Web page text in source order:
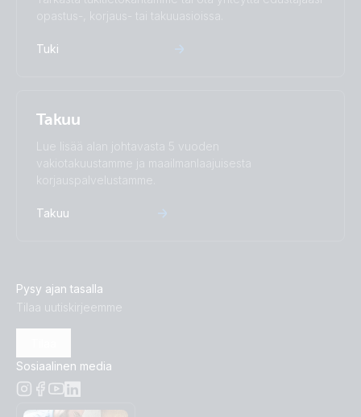
opastus-, korjaus- tai takuuasioissa.
Tuki
Takuu
Lue lisää alan johtavasta 5 vuoden
vakiotakuustamme ja maailmanlaajuisesta
korjauspalvelustamme.
Takuu
Pysy ajan tasalla
Tilaa uutiskirjeemme
Sosiaalinen media